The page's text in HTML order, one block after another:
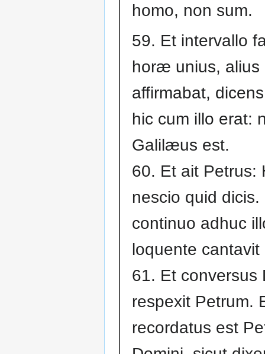
homo, non sum.
59. Et intervallo
horæ unius, alius
affirmabat,
hic cum illo erat:
Galilæus est.
60. Et ait Petrus:
nescio quid dicis.
continuo adhuc
loquente cantavit
61. Et conversus
respexit Petrum.
recordatus est